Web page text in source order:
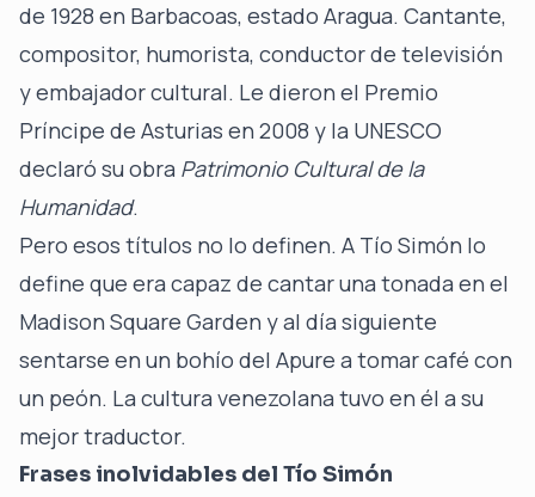
de 1928 en Barbacoas, estado Aragua. Cantante,
compositor, humorista, conductor de televisión
y embajador cultural. Le dieron el Premio
Príncipe de Asturias en 2008 y la UNESCO
declaró su obra Patrimonio Cultural de la
Humanidad.
Pero esos títulos no lo definen. A Tío Simón lo
define que era capaz de cantar una tonada en el
Madison Square Garden y al día siguiente
sentarse en un bohío del Apure a tomar café con
un peón. La cultura venezolana tuvo en él a su
mejor traductor.
Frases inolvidables del Tío Simón